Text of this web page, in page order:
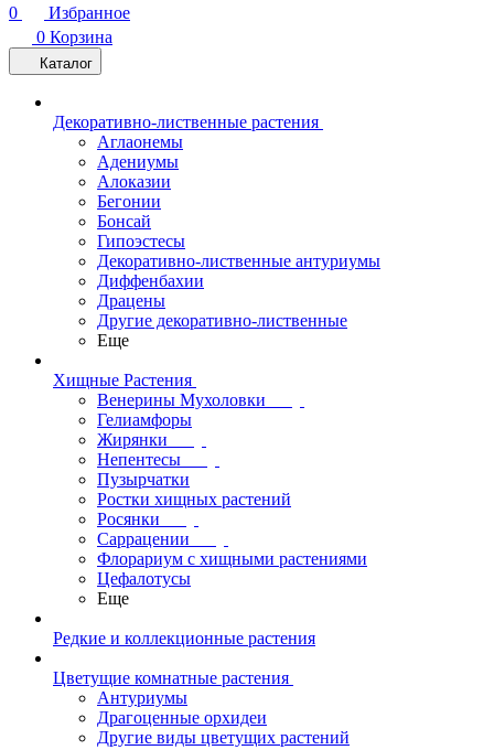
0
Избранное
0 Корзина
Каталог
Декоративно-лиственные растения
Аглаонемы
Адениумы
Алоказии
Бегонии
Бонсай
Гипоэстесы
Декоративно-лиственные антуриумы
Диффенбахии
Драцены
Другие декоративно-лиственные
Еще
Хищные Растения
Венерины Мухоловки
Гелиамфоры
Жирянки
Непентесы
Пузырчатки
Ростки хищных растений
Росянки
Саррацении
Флорариум с хищными растениями
Цефалотусы
Еще
Редкие и коллекционные растения
Цветущие комнатные растения
Антуриумы
Драгоценные орхидеи
Другие виды цветущих растений